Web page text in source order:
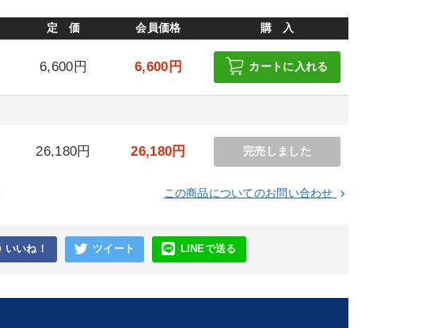
定 価 会員価格 購 入
6,600円 6,600円 カートに入れる
26,180円 26,180円 完売しました
この商品についてのお問い合わせ keyboard_arrow_right
いいね！ ツイート LINEで送る